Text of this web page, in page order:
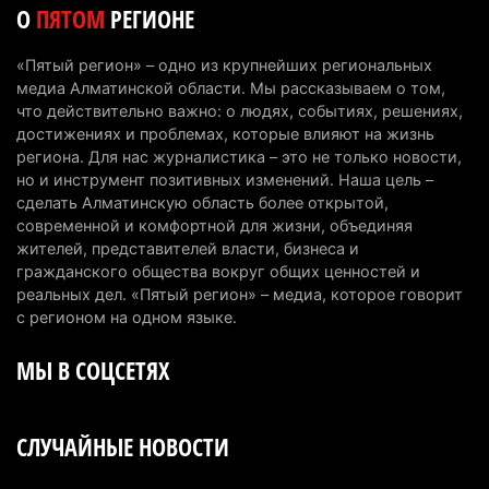
В Alatau City Authority назначили нового
директора по коммуникациям
4 августа 2026 г. 20:22 91
Партия «Әділет» предложила превратить
университеты в центры технологий и новых
рабочих мест
4 августа 2026 г. 15:11
В Алматинской области назначили нового
председателя административного суда
В Алматинской области второй день не могут
4 августа 2026 г. 13:02
ОПЯТОМ РЕГИОНЕ
«Пятый регион» – одно из крупнейших региональных
медиа Алматинской области. Мы рассказываем о том,
что действительно важно: о людях, событиях, решениях,
достижениях и проблемах, которые влияют на жизнь
региона. Для нас журналистика – это не только новости,
но и инструмент позитивных изменений. Наша цель –
сделать Алматинскую область более открытой,
современной и комфортной для жизни, объединяя
жителей, представителей власти, бизнеса и
гражданского общества вокруг общих ценностей и
реальных дел. «Пятый регион» – медиа, которое говорит
с регионом на одном языке.
МЫ В СОЦСЕТЯХ
СЛУЧАЙНЫЕ НОВОСТИ